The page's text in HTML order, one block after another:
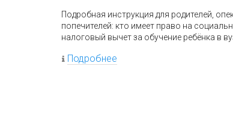
Подробная инструкция для родителей,
попечителей: кто имеет право на
налоговый вычет за обучение ребёнка в
Подробнее